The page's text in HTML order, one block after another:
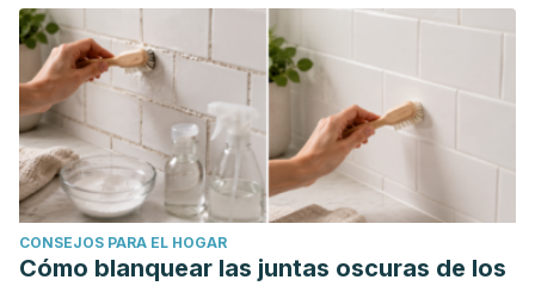
Chauhan, I., Nagar, L., Rawat, A., & Betal, C. (2024). Yoga
Ethics: A Unique Means of Sustainability and Environmental
Protection, Journal of Mountain Research
https://www.researchgate.net/publication/
Khanal, H., & Khanal, U. (2021). Benefits, barriers and
determinants of practicing yoga: A cross sectional study
from Kathmandu, Nepal.Journal of Ayurveda and
Integrative Medicine,12
CONSEJOS PARA EL HOGAR
Cómo blanquear las juntas oscuras de los